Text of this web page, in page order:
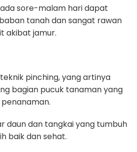
sore-malam hari dapat
tanah dan sangat rawan
akibat jamur.
pinching, yang artinya
bagian pucuk tanaman yang
daun dan tangkai yang tumbuh
baik dan sehat.